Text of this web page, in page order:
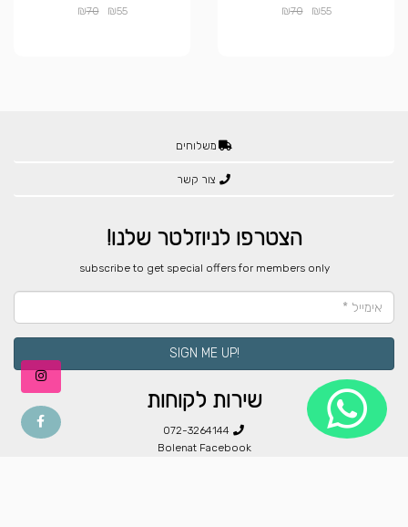
₪55
₪70
₪55
₪70
משלוחים
צור קשר
הצטרפו לניוזלטר שלנו!
​subscribe to get special offers for members only
!SIGN ME UP
שירות לקוחות
072-3264144
Bolenat Facebook